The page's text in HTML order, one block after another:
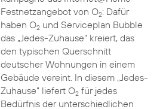
Festnetzangebot von O2: Dafür
haben O2und Serviceplan Bubble
das „Jedes-Zuhause“ kreiert, das
den typischen Querschnitt
deutscher Wohnungen in einem
Gebäude vereint. In diesem „Jedes-
Zuhause” liefert O2für jedes
Bedürfnis der unterschiedlichen